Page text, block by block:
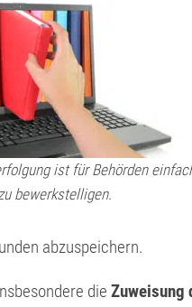
ist für Behörden
bewerkstelligen.
abzuspeichern.
die Zuweisung